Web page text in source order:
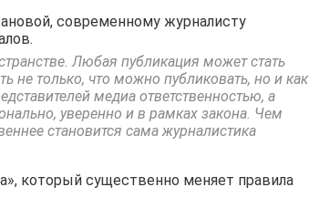
современному журналисту
Любая публикация может стать
не только, что можно публиковать, но и как
медиа ответственностью, а
уверенно и в рамках закона. Чем
становится сама журналистика
который существенно меняет правила